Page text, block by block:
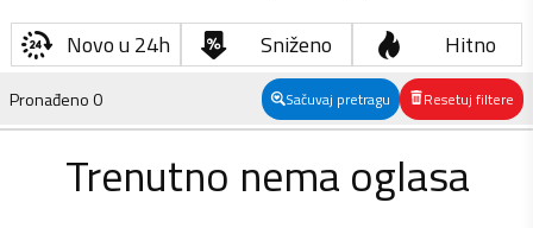
Novo u 24h Sniženo Hitno
Pronađeno0 Sačuvaj pretragu Resetuj filtere
Trenutno nema oglasa